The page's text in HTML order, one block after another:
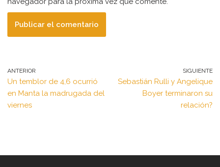
ANTERIOR
Un temblor de 4,6 ocurrió
en Manta la madrugada del
viernes
SIGUIENTE
Sebastián Rulli y Angelique
Boyer terminaron su
relación?